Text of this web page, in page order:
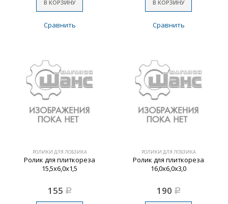
В КОРЗИНУ
Сравнить
В КОРЗИНУ
Сравнить
РОЛИКИ ДЛЯ ЛОБЗИКА
Ролик для плиткореза
15,5х6,0х1,5
155 Р
РОЛИКИ ДЛЯ ЛОБЗИКА
Ролик для плиткореза
16,0х6,0х3,0
190 Р